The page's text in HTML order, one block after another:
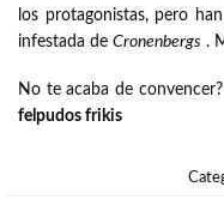
los protagonistas, pero
infestada de Cronenbergs .
No te acaba de
felpudos frikis